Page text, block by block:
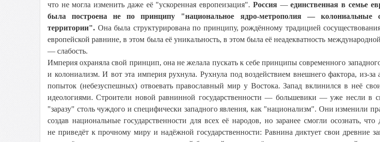
что не могла изменить даже её "ускоренная европеизация". Россия—единственная в семье
была построена не по принципу "национальное ядро-метрополия — колониальные
территории". Она была структурирована по принципу, рождённому традицией
европейской равнине, в этом была её уникальность, в этом была её неадекватность
— слабость.
Империя охраняла свой принцип, она не желала пускать к себе принципы современного
и колониализм. И вот эта империя рухнула. Рухнула под воздействием внешнего фактора, из-за
попыток (небезуспешных) отвоевать православный мир у Востока. Запад вклинился в неё
идеологиями. Строители новой равнинной государственности — большевики — уже несли в
"заразу" столь чуждого и специфически западного явления, как "национализм". Они изменили
создав национальные государственности для всех её народов, но заранее смогли осознать,
не приведёт к прочному миру и надёжной государственности: Равнина диктует свои древние